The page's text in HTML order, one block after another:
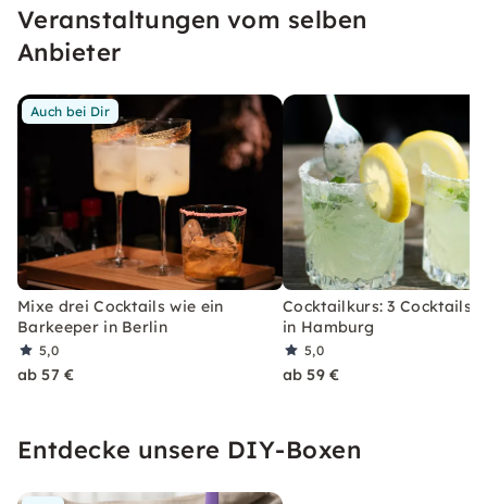
erleben, welches Du so schnell nicht vergessen
wirst.
Veranstaltungen vom selben
Anbieter
Auch bei Dir
Mixe drei Cocktails wie ein
Barkeeper in Berlin
5,0
ab 57 €
Cocktailkurs: 3 Cocktails
in Hamburg
5,0
ab 59 €
Entdecke unsere DIY-Boxen